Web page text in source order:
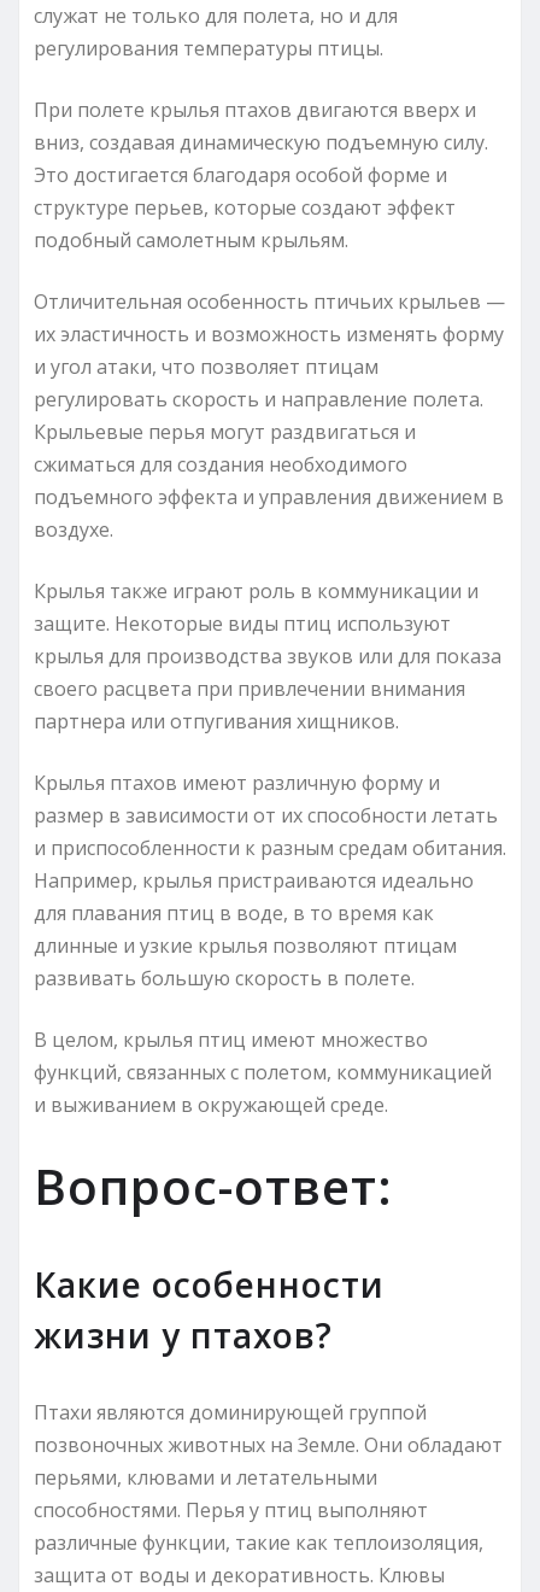
служат не только для полета, но и для
регулирования температуры птицы.
При полете крылья птахов двигаются вверх и
вниз, создавая динамическую подъемную силу.
Это достигается благодаря особой форме и
структуре перьев, которые создают эффект
подобный самолетным крыльям.
Отличительная особенность птичьих крыльев —
их эластичность и возможность изменять форму
и угол атаки, что позволяет птицам
регулировать скорость и направление полета.
Крыльевые перья могут раздвигаться и
сжиматься для создания необходимого
подъемного эффекта и управления движением в
воздухе.
Крылья также играют роль в коммуникации и
защите. Некоторые виды птиц используют
крылья для производства звуков или для показа
своего расцвета при привлечении внимания
партнера или отпугивания хищников.
Крылья птахов имеют различную форму и
размер в зависимости от их способности летать
и приспособленности к разным средам обитания.
Например, крылья пристраиваются идеально
для плавания птиц в воде, в то время как
длинные и узкие крылья позволяют птицам
развивать большую скорость в полете.
В целом, крылья птиц имеют множество
функций, связанных с полетом, коммуникацией
и выживанием в окружающей среде.
Вопрос-ответ:
Какие особенности
жизни у птахов?
Птахи являются доминирующей группой
позвоночных животных на Земле. Они обладают
перьями, клювами и летательными
способностями. Перья у птиц выполняют
различные функции, такие как теплоизоляция,
защита от воды и декоративность. Клювы